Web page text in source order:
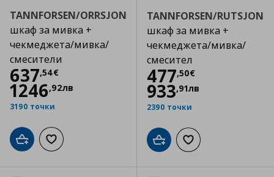
TANNFORSEN/ORRSJON
шкаф за мивка +
чекмеджета/мивка/
смесители
637,54€
Цена
1246,92лв
3190 точки
Добави в кошницата
Добави към списъка с любими
TANNFORSEN/RUTSJON
шкаф за мивка +
чекмеджета/мивка/
смесител
477,50€
Цена
933,91лв
2390 точки
Добави в кошницата
Добави към